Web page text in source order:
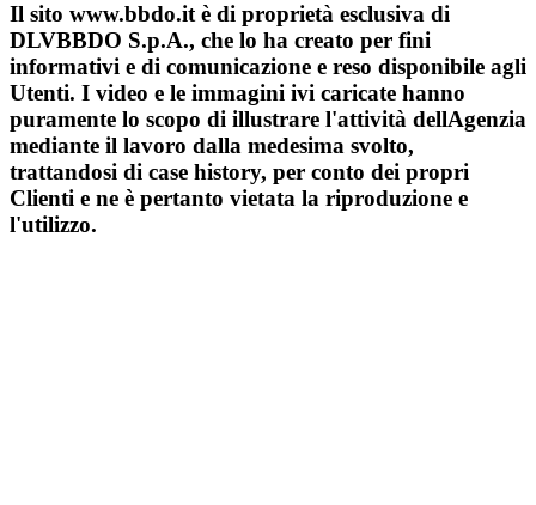
Il sito www.bbdo.it è di proprietà esclusiva di
DLVBBDO S.p.A., che lo ha creato per fini
informativi e di comunicazione e reso disponibile agli
Utenti. I video e le immagini ivi caricate hanno
puramente lo scopo di illustrare l'attività dellAgenzia
mediante il lavoro dalla medesima svolto,
trattandosi di case history, per conto dei propri
Clienti e ne è pertanto vietata la riproduzione e
l'utilizzo.